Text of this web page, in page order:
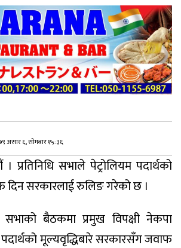
असार ६, सोमबार १५:३६
प्रतिनिधि सभाले पेट्रोलियम पदार्थको
दिन सरकारलाई रुलिङ गरेको छ ।
सभाको बैठकमा प्रमुख विपक्षी नेकपा
मूल्यवृद्धिबारे सरकारसँग जवाफ